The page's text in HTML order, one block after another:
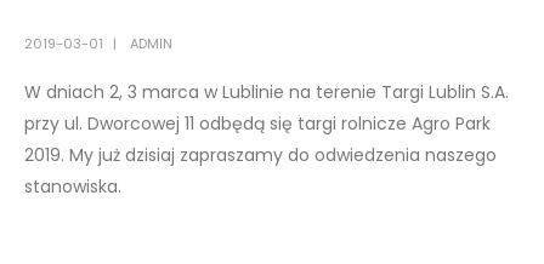
2019-03-01 ADMIN
W dniach 2, 3 marca w Lublinie na terenie Targi Lublin S.A.
przy ul. Dworcowej 11 odbędą się targi rolnicze Agro Park
2019. My już dzisiaj zapraszamy do odwiedzenia naszego
stanowiska.